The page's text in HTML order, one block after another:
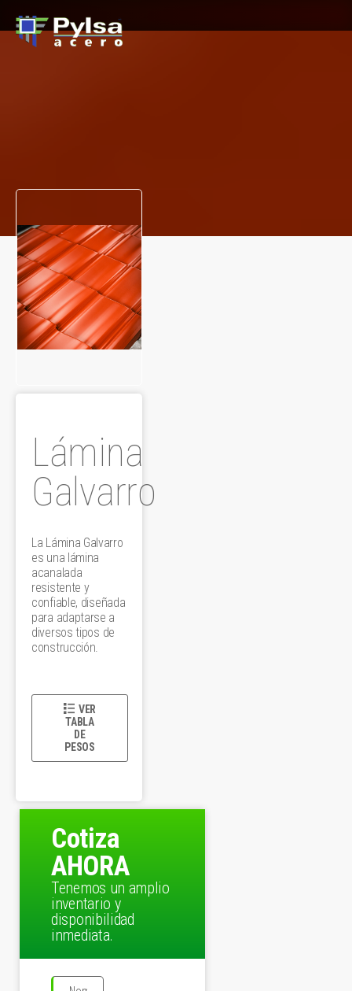
Lámina
Galvarro
La Lámina Galvarro
es una lámina
acanalada
resistente y
confiable, diseñada
para adaptarse a
diversos tipos de
construcción.
VER
TABLA
DE
PESOS
Cotiza
AHORA
Tenemos un amplio
inventario y
disponibilidad
inmediata.